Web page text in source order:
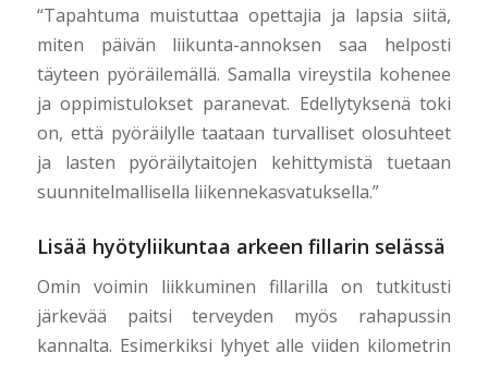
“Tapahtuma muistuttaa opettajia ja lapsia siitä,
miten päivän liikunta-annoksen saa helposti
täyteen pyöräilemällä. Samalla vireystila kohenee
ja oppimistulokset paranevat. Edellytyksenä toki
on, että pyöräilylle taataan turvalliset olosuhteet
ja lasten pyöräilytaitojen kehittymistä tuetaan
suunnitelmallisella liikennekasvatuksella.”
Lisää hyötyliikuntaa arkeen fillarin selässä
Omin voimin liikkuminen fillarilla on tutkitusti
järkevää paitsi terveyden myös rahapussin
kannalta. Esimerkiksi lyhyet alle viiden kilometrin